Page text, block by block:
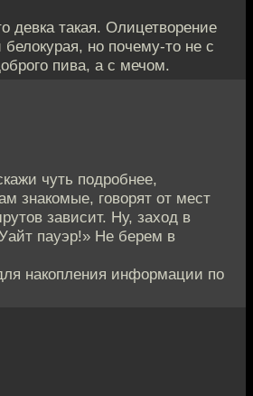
девка такая. Олицетворение
но почему-то не с
пива, а с мечом.
чуть подробнее,
знакомые, говорят от мест
зависит. Ну, заход в
пауэр!» Не берем в
накопления информации по